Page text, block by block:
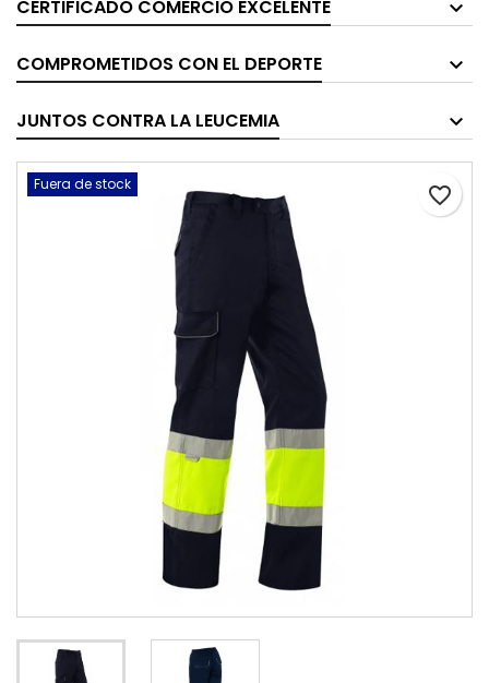
CERTIFICADO COMERCIO EXCELENTE
COMPROMETIDOS CON EL DEPORTE
JUNTOS CONTRA LA LEUCEMIA
favorite_border
Fuera de stock